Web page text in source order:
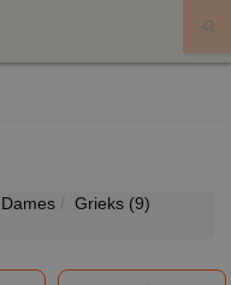
Dames Grieks (9)